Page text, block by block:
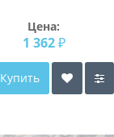
Цена:
1 362 ₽
Купить